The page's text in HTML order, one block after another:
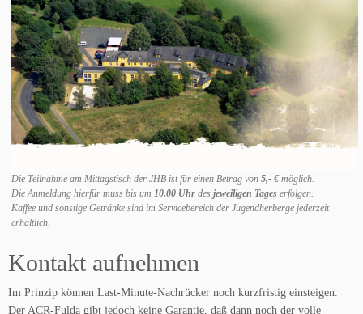
Die Teilnahme am Mittagstisch der JHB ist für einen Betrag von 5,- €möglich.
Die Anmeldung hierfür muss bis um 10.00 Uhr des jeweiligen Tages erfolgen.
Kaffee und sonstige Getränke sind im Servicebereich der Jugendherberge jederzeit
erhältlich.
Kontakt aufnehmen
Im Prinzip können Last-Minute-Nachrücker noch kurzfristig einsteigen.
Der ACR-Fulda gibt jedoch keine Garantie, daß dann noch der volle